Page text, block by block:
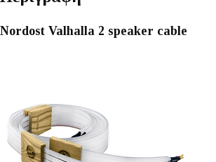
Nordost Valhalla 2 speaker cable